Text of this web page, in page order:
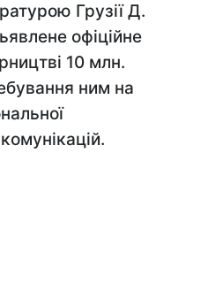
Грузії Д.
офіційне
10 млн.
ним на